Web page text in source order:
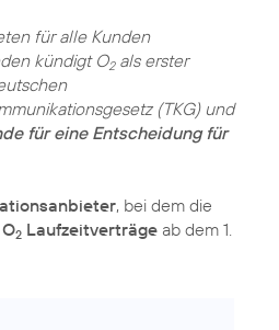
für alle Kunden
kündigt O2als erster
(TKG) und
für eine Entscheidung für
, bei dem die
2 Laufzeitverträge ab dem 1.